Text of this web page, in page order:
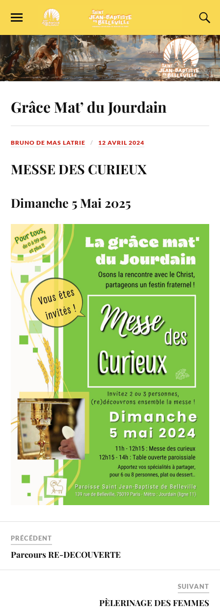
Grâce Mat’ du Jourdain
BRUNO DE MAS LATRIE 12 AVRIL 2024
MESSE DES CURIEUX
Dimanche 5 Mai 2025
PRÉCÉDENT
Parcours RE-DECOUVERTE
SUIVANT
PÈLERINAGE DES FEMMES